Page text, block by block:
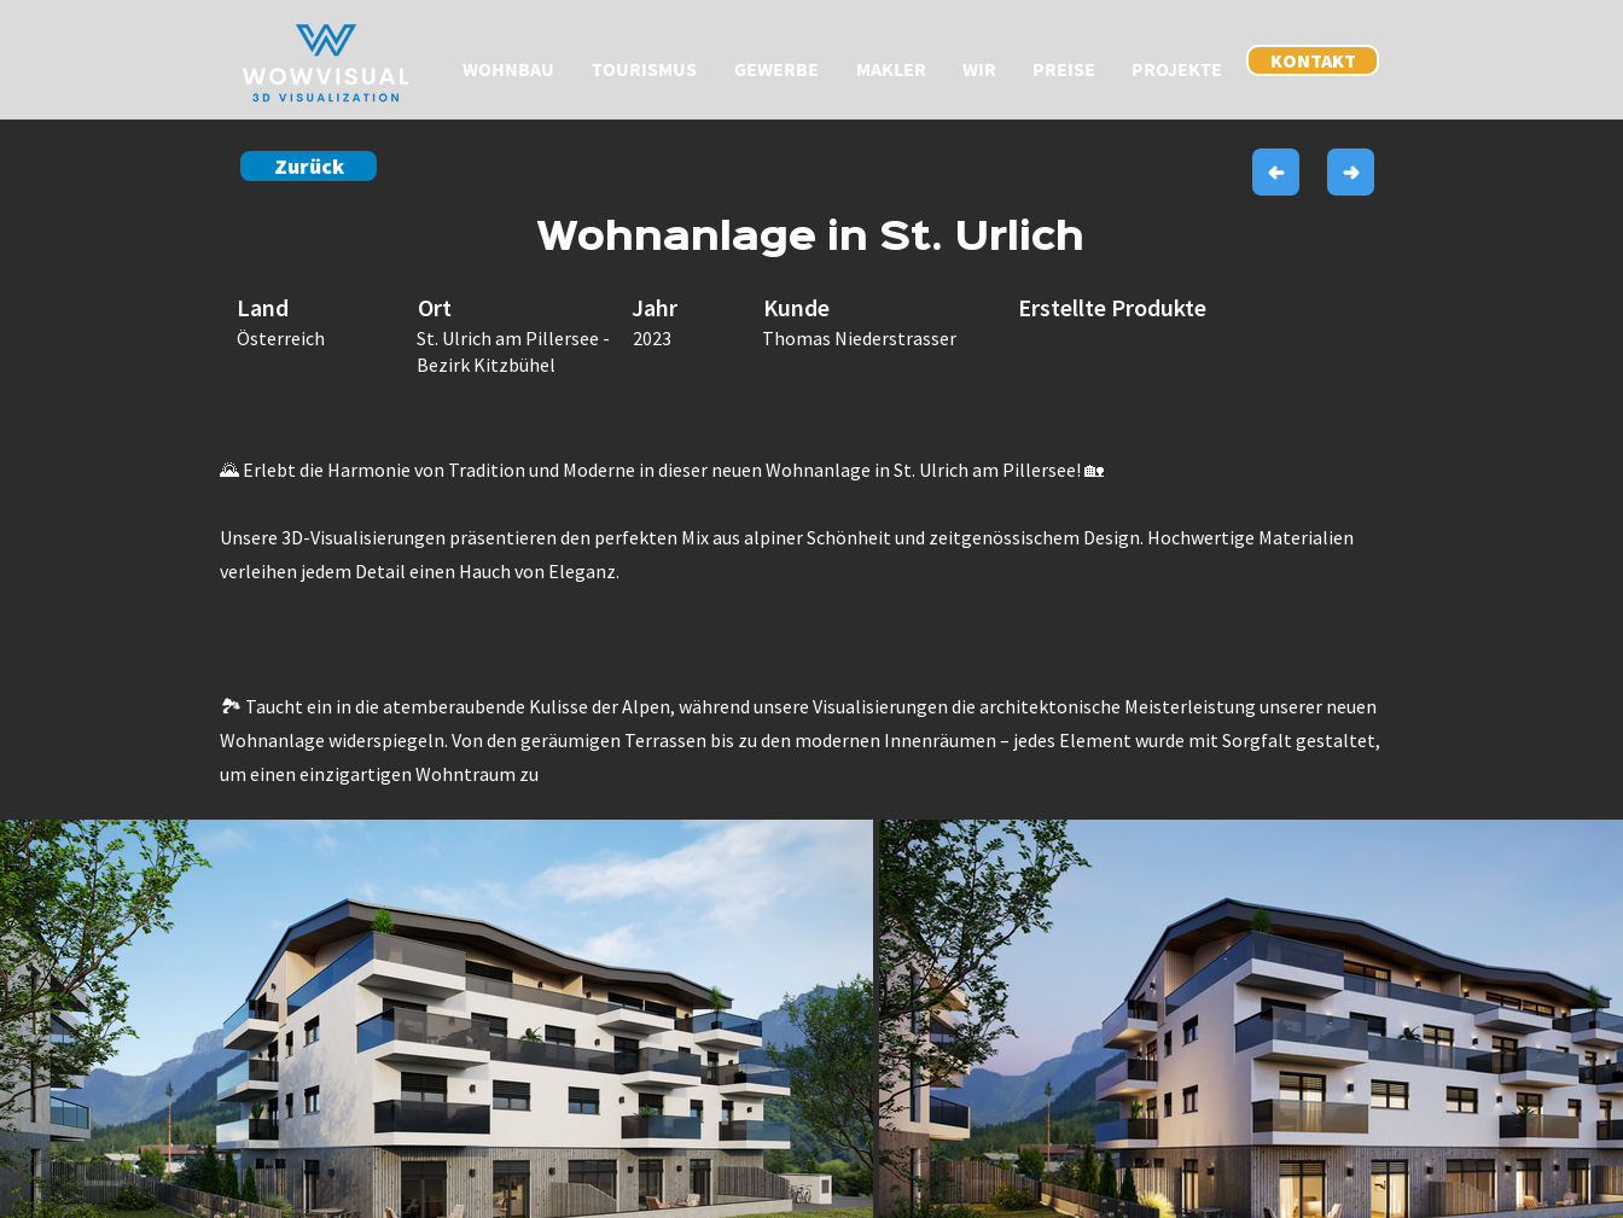
WOHNBAU TOURISMUS GEWERBE MAKLER WIR PREISE PROJEKTE KONTAKT
Zurück
Wohnanlage in St. Urlich
Land Ort Jahr Kunde Erstellte Produkte
Österreich
St. Ulrich am Pillersee -
Bezirk Kitzbühel
2023 Thomas Niederstrasser
🌄 Erlebt die Harmonie von Tradition und Moderne in dieser neuen Wohnanlage in St. Ulrich am Pillersee! 🏡
Unsere 3D-Visualisierungen präsentieren den perfekten Mix aus alpiner Schönheit und zeitgenössischem Design. Hochwertige Materialien
verleihen jedem Detail einen Hauch von Eleganz.
🏞️ Taucht ein in die atemberaubende Kulisse der Alpen, während unsere Visualisierungen die architektonische Meisterleistung unserer neuen
Wohnanlage widerspiegeln. Von den geräumigen Terrassen bis zu den modernen Innenräumen – jedes Element wurde mit Sorgfalt gestaltet,
um einen einzigartigen Wohntraum zu